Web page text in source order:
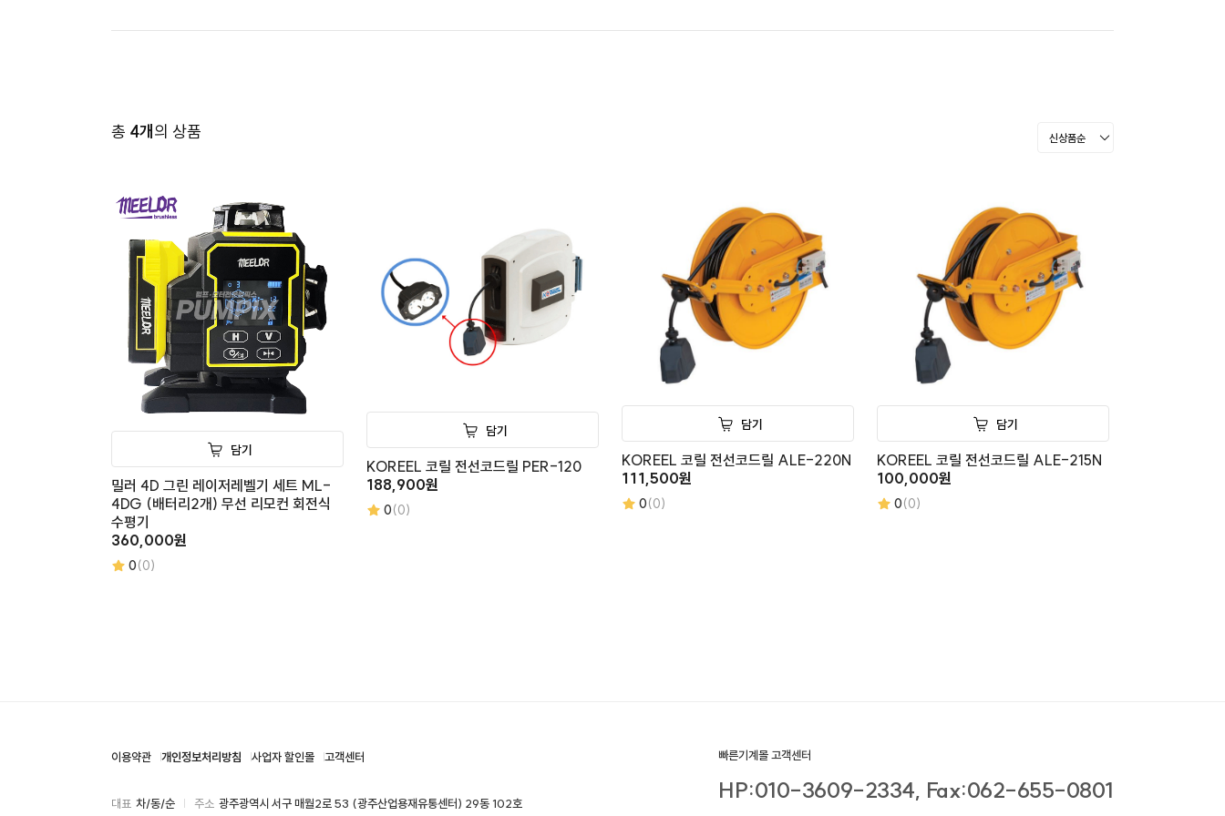
총 4개 의 상품
담기
밀러 4D 그린 레이저레벨기 세트 ML-
4DG (배터리2개) 무선 리모컨 회전식
수평기
360,000원
0(0)
담기
KOREEL 코릴 전선코드릴 PER-120
188,900원
0(0)
담기
KOREEL 코릴 전선코드릴 ALE-220N
111,500원
0(0)
담기
KOREEL 코릴 전선코드릴 ALE-215N
100,000원
0(0)
이용약관 개인정보처리방침 사업자 할인몰 고객센터
대표 차/동/순 주소 광주광역시 서구 매월2로 53 (광주산업용재유통센터) 29동 102호
빠른기계몰 고객센터
HP:010-3609-2334, Fax:062-655-0801